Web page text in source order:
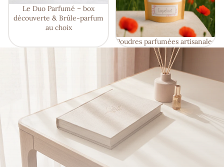
Le Duo Parfumé – box
découverte & Brûle-parfum
au choix
Poudres parfumées artisanales